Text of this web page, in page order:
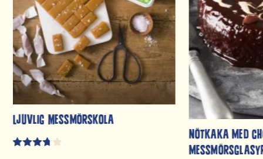
Ljuvlig Messmörskola
Nötkaka med